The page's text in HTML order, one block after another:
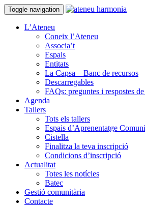
Toggle navigation
L’Ateneu
Coneix l’Ateneu
Associa’t
Espais
Entitats
La Capsa – Banc de recursos
Descarregables
FAQs: preguntes i respostes
Agenda
Tallers
Tots els tallers
Espais d’Aprenentatge
Cistella
Finalitza la teva inscripció
Condicions d’inscripció
Actualitat
Totes les notícies
Batec
Gestió comunitària
Contacte